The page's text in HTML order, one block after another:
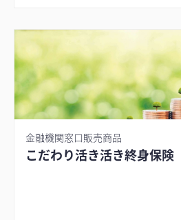
金融機関窓口販売商品
こだわり活き活き終身保険